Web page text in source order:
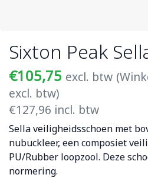
Sixton Peak
€105,75 excl. btw
excl. btw)
€127,96 incl. btw
Sella veiligheidsschoen met
nubuckleer, een composiet
PU/Rubber loopzool. Deze
normering.